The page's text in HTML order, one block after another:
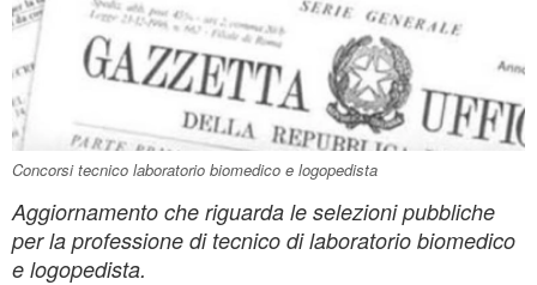
Concorsi tecnico laboratorio biomedico e logopedista
Aggiornamento che riguarda le selezioni pubbliche
per la professione di tecnico di laboratorio biomedico
e logopedista.